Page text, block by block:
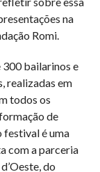
na
Romi.
300 bailarinos e
realizadas em
todos os
de
festival é uma
com a parceria
do